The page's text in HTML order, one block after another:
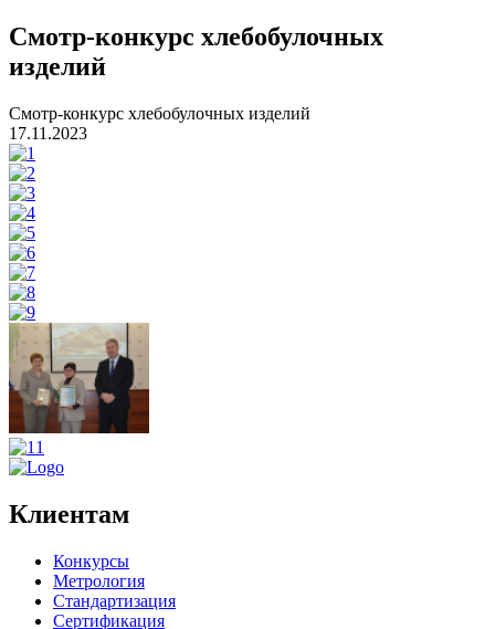
Смотр-конкурс хлебобулочных
изделий
Смотр-конкурс хлебобулочных изделий
17.11.2023
Клиентам
Конкурсы
Метрология
Стандартизация
Сертификация